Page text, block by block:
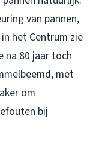
van pannen,
het Centrum zie
na 80 jaar toch
met
om
bij